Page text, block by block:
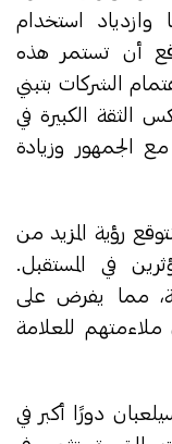
وازدياد استخدام
أن تستمر هذه
الشركات بتبني
الثقة الكبيرة في
الجمهور وزيادة
رؤية المزيد من
في المستقبل.
مما يفرض على
ملاءمتهم للعلامة
دورًا أكبر في